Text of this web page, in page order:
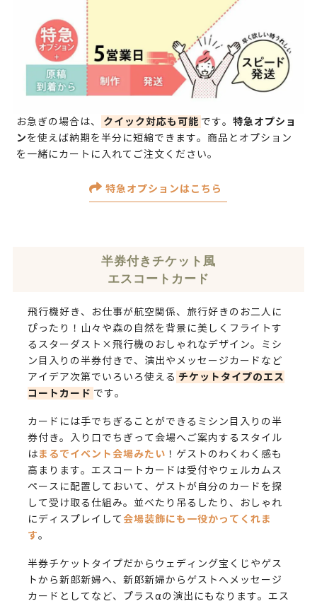
お急ぎの場合は、 クイック対応も可能 です。 特急オプショ
ンを使えば納期を半分に短縮できます。商品とオプション
を一緒にカートに入れてご注文ください。
特急オプションはこちら
半券付きチケット風
エスコートカード
飛行機好き、お仕事が航空関係、旅行好きのお二人に
ぴったり！山々や森の自然を背景に美しくフライトす
るスターダスト×飛行機のおしゃれなデザイン。ミシ
ン目入りの半券付きで、演出やメッセージカードなど
アイデア次第でいろいろ使える チケットタイプのエス
コートカード です。
カードには手でちぎることができるミシン目入りの半
券付き。入り口でちぎって会場へご案内するスタイル
はまるでイベント会場みたい ！ゲストのわくわく感も
高まります。エスコートカードは受付やウェルカムス
ペースに配置しておいて、ゲストが自分のカードを探
して受け取る仕組み。並べたり吊るしたり、おしゃれ
にディスプレイして 会場装飾にも一役かってくれま
す。
半券チケットタイプだからウェディング宝くじやゲス
トから新郎新婦へ、新郎新婦からゲストへメッセージ
カードとしてなど、プラスαの演出にもなります。エス